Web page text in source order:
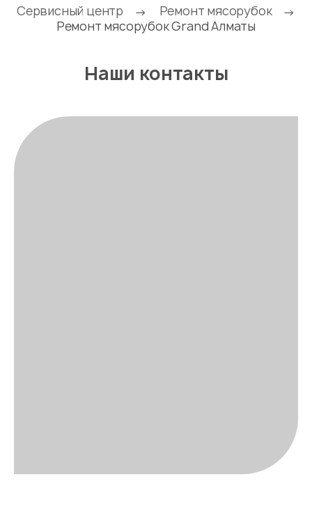
Сервисный центр → Ремонт мясорубок
→
Ремонт мясорубок Grand Алматы
Наши контакты